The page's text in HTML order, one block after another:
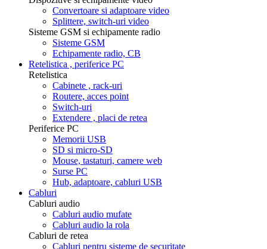
Convertoare si adaptoare video
Splittere, switch-uri video
Sisteme GSM si echipamente radio
Sisteme GSM
Echipamente radio, CB
Retelistica , periferice PC
Retelistica
Cabinete , rack-uri
Routere, acces point
Switch-uri
Extendere , placi de retea
Periferice PC
Memorii USB
SD si micro-SD
Mouse, tastaturi, camere web
Surse PC
Hub, adaptoare, cabluri USB
Cabluri
Cabluri audio
Cabluri audio mufate
Cabluri audio la rola
Cabluri de retea
Cabluri pentru sisteme de securitate